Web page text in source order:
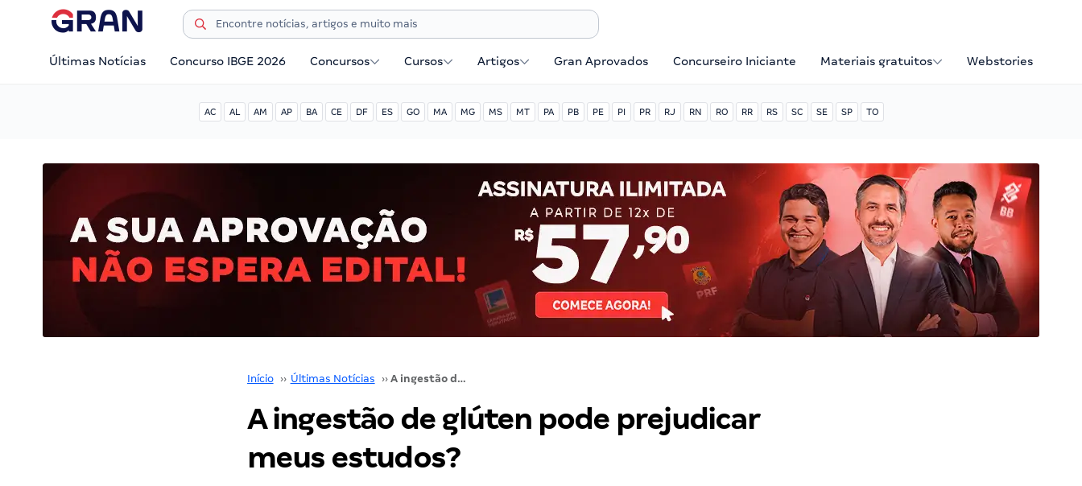
Últimas Notícias Concurso IBGE 2026 Concursos Cursos Artigos Gran Aprovados Concurseiro Iniciante Materiais gratuitos Webstories
AC AL AM AP BA CE DF ES GO MA MG MS MT PA PB PE PI PR RJ RN RO RR RS SC SE SP TO
Início ›› Últimas Notícias ›› A ingestão de glúten pode prejudicar meus estudos?
A ingestão de glúten pode prejudicar
meus estudos?